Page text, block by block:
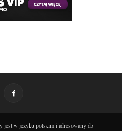
jest w języku polskim i adresowany do